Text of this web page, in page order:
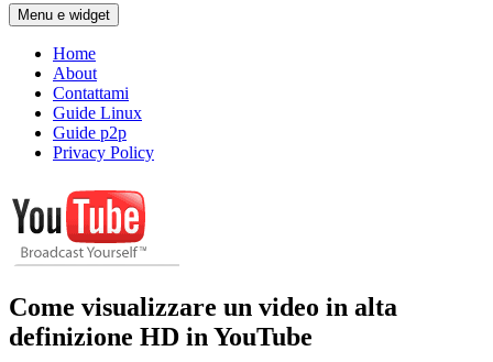
Menu e widget
Home
About
Contattami
Guide Linux
Guide p2p
Privacy Policy
Come visualizzare un video in alta
definizione HD in YouTube